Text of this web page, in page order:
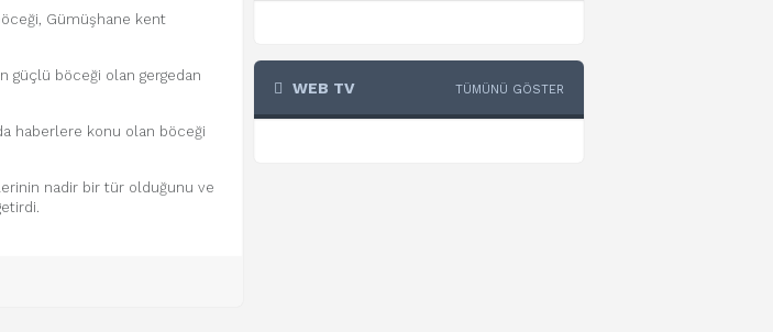
Gümüşhane kent
güçlü böceği olan gergedan
haberlere konu olan böceği
nadir bir tür olduğunu ve
WEB TV TÜMÜNÜ GÖSTER